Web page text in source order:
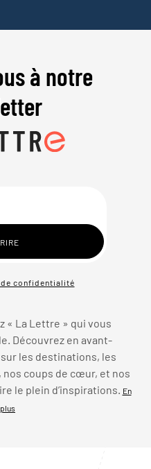
à notre
confidentialité
« La Lettre » qui vous
Découvrez en avant-
les destinations, les
coups de cœur, et nos
le plein d’inspirations.
En